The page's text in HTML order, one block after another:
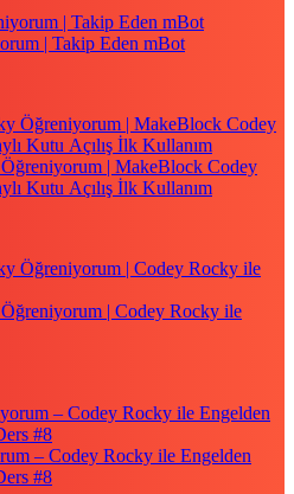
| Takip Eden mBot
| MakeBlock Codey
Kutu Açılış İlk Kullanım
| Codey Rocky ile
– Codey Rocky ile Engelden
#8